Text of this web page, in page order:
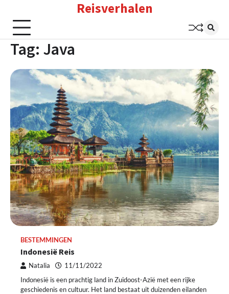
content
Reisverhalen
Tag: Java
BESTEMMINGEN
Indonesië Reis
Natalia 11/11/2022
Indonesië is een prachtig land in Zuidoost-Azië met een rijke
geschiedenis en cultuur. Het land bestaat uit duizenden eilanden